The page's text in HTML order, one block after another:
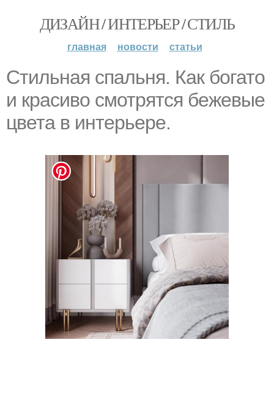
ДИЗАЙН / ИНТЕРЬЕР / СТИЛЬ
главная новости статьи
Стильная спальня. Как богато
и красиво смотрятся бежевые
цвета в интерьере.